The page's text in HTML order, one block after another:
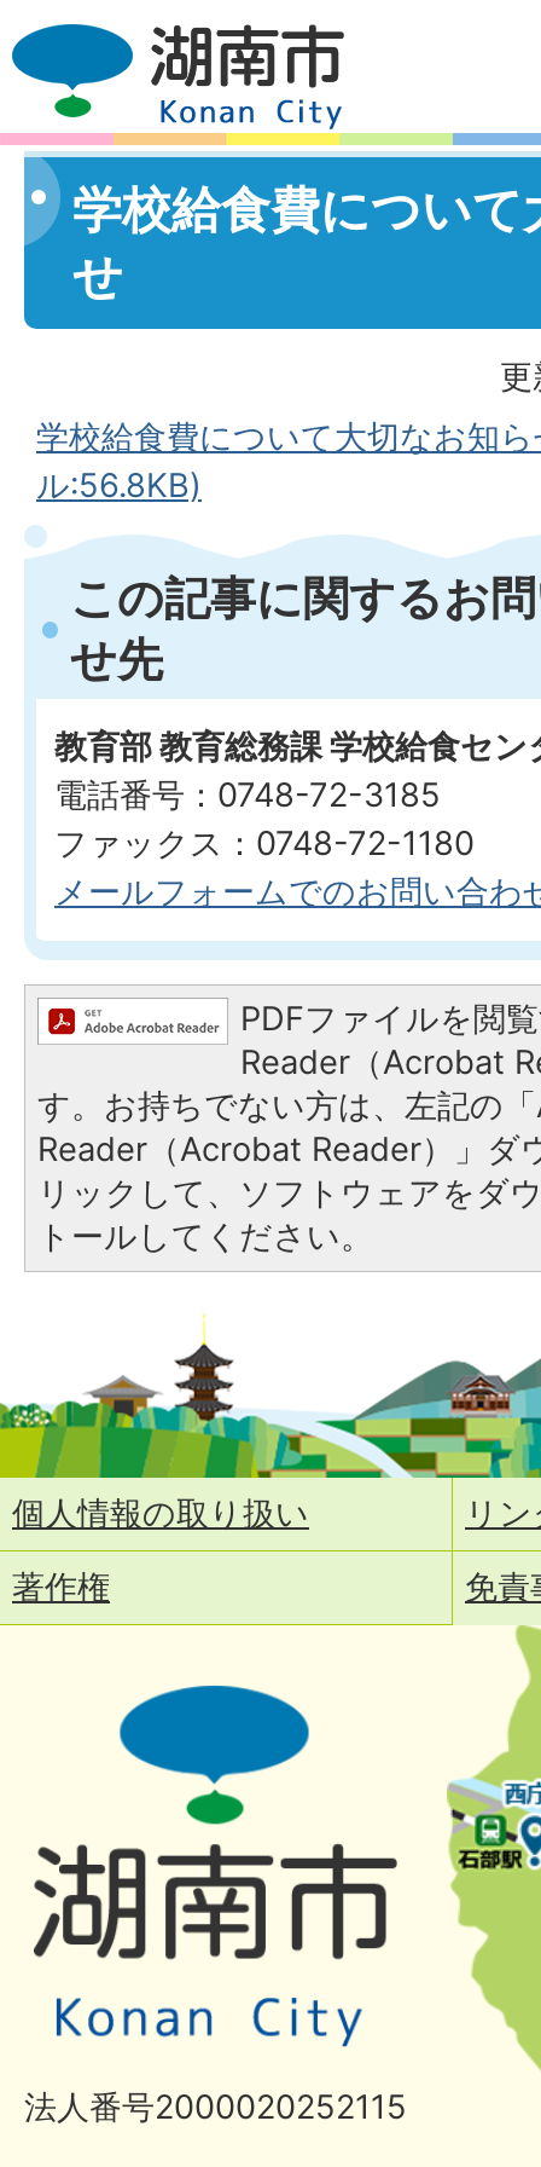
学校給食費につい
せ
学校給食費について大切なお知
ル:56.8KB)
この記事に関するお
せ先
教育部 教育総務課 学校給食セン
電話番号：0748-72-3185
ファックス：0748-72-1180
メールフォームでのお問い合わ
PDFファイルを閲
Reader（Acrobat
す。お持ちでない方は、左記の
Reader（Acrobat Reader）」ダ
リックして、ソフトウェアをダ
トールしてください。
個人情報の取り扱い
リ
著作権
免責
法人番号2000020252115